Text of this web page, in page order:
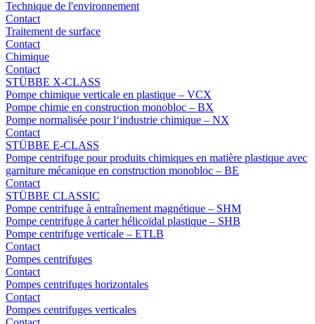
Technique de l'environnement
Contact
Traitement de surface
Contact
Chimique
Contact
STÜBBE X-CLASS
Pompe chimique verticale en plastique – VCX
Pompe chimie en construction monobloc – BX
Pompe normalisée pour l‘industrie chimique – NX
Contact
STÜBBE E-CLASS
Pompe centrifuge pour produits chimiques en matière plastique avec
garniture mécanique en construction monobloc – BE
Contact
STÜBBE CLASSIC
Pompe centrifuge à entraînement magnétique – SHM
Pompe centrifuge à carter hélicoïdal plastique – SHB
Pompe centrifuge verticale – ETLB
Contact
Pompes centrifuges
Contact
Pompes centrifuges horizontales
Contact
Pompes centrifuges verticales